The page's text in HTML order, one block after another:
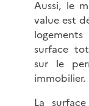
Aussi, le
value est
surface
sur le
immobilier.
La